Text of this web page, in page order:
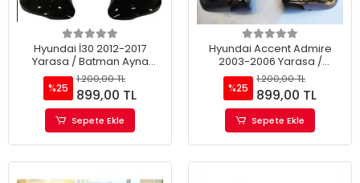
Hyundai İ30 2012-2017
Yarasa / Batman Ayna
Kapağı
%25
1.200,00 TL
899,00 TL
Sepete Ekle
Hyundai Accent Admire
2003-2006 Yarasa /
Batman Ayna Kapağı
%25
1.200,00 TL
899,00 TL
Sepete Ekle